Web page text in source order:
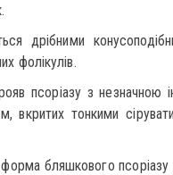
дрібними
фолікулів.
псоріазу з незначною
вкритих тонкими
бляшкового псоріазу